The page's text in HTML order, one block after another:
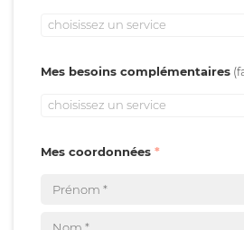
choisissez un service
Mes besoins complémentaires
choisissez un service
Mes coordonnées